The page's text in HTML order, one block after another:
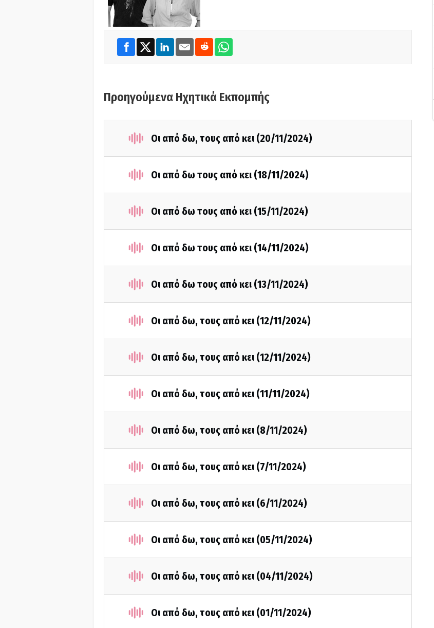
Προηγούμενα Ηχητικά Εκπομπής
Οι από δω, τους από κει (20/11/2024)
Οι από δω τους από κει (18/11/2024)
Οι από δω τους από κει (15/11/2024)
Οι από δω τους από κει (14/11/2024)
Οι από δω τους από κει (13/11/2024)
Οι από δω, τους από κει (12/11/2024)
Οι από δω, τους από κει (12/11/2024)
Οι από δω, τους από κει (11/11/2024)
Οι από δω, τους από κει (8/11/2024)
Οι από δω, τους από κει (7/11/2024)
Οι από δω, τους από κει (6/11/2024)
Οι από δω, τους από κει (05/11/2024)
Οι από δω, τους από κει (04/11/2024)
Οι από δω, τους από κει (01/11/2024)